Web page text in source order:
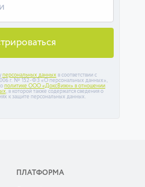
персональных данных в соответствии с
г. № 152-ФЗ «О персональных данных»,
политике ООО «ДоксВижн» в отношении
, в которой также содержатся сведения о
к защите персональных данных.
ПЛАТФОРМА